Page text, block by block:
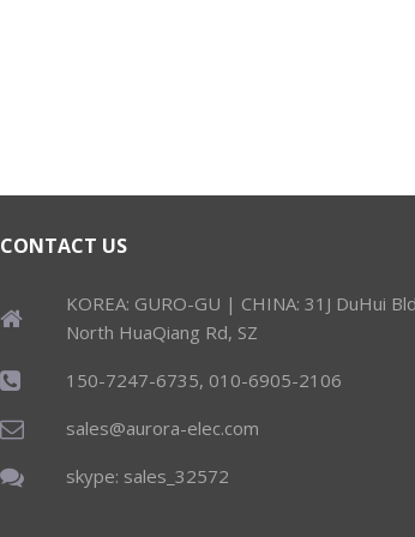
CONTACT US
KOREA: GURO-GU | CHINA: 31J DuHui
North HuaQiang Rd, SZ
150-7247-6735, 010-6905-2106
sales@aurora-elec.com
skype: sales_32572